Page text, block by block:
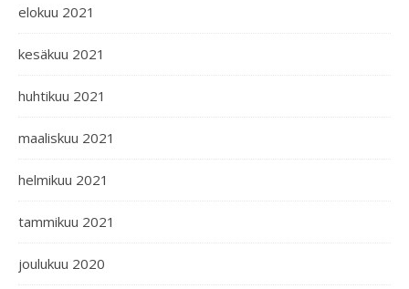
elokuu 2021
kesäkuu 2021
huhtikuu 2021
maaliskuu 2021
helmikuu 2021
tammikuu 2021
joulukuu 2020